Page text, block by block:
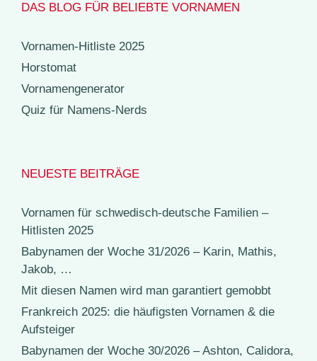
DAS BLOG FÜR BELIEBTE VORNAMEN
Vornamen-Hitliste 2025
Horstomat
Vornamengenerator
Quiz für Namens-Nerds
NEUESTE BEITRÄGE
Vornamen für schwedisch-deutsche Familien –
Hitlisten 2025
Babynamen der Woche 31/2026 – Karin, Mathis,
Jakob, …
Mit diesen Namen wird man garantiert gemobbt
Frankreich 2025: die häufigsten Vornamen & die
Aufsteiger
Babynamen der Woche 30/2026 – Ashton, Calidora,